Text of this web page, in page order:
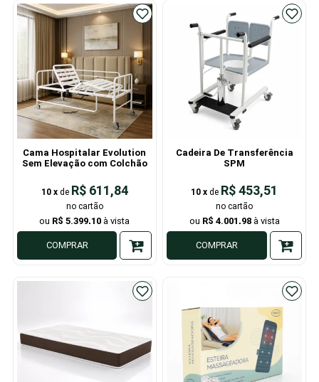
Cama Hospitalar Evolution
Sem Elevação com Colchão
10 x de R$ 611,84
R$ 5.399,10
COMPRAR
Cadeira De Transferência
SPM
10 x de R$ 453,51
R$ 4.001,98
COMPRAR